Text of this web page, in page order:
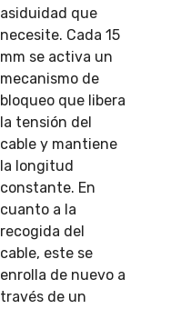
asiduidad que
necesite. Cada 15
mm se activa un
mecanismo de
bloqueo que libera
la tensión del
cable y mantiene
la longitud
constante. En
cuanto a la
recogida del
cable, este se
enrolla de nuevo a
través de un